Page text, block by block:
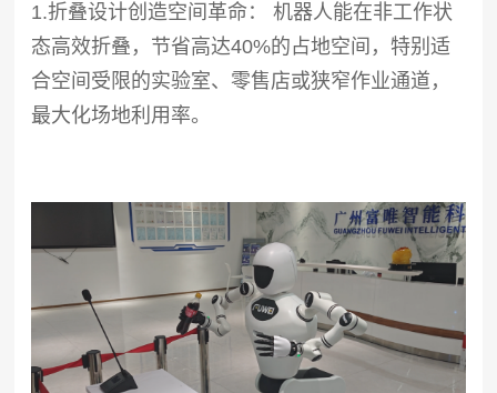
1.折叠设计创造空间革命： 机器人能在非工作状
态高效折叠，节省高达40%的占地空间，特别适
合空间受限的实验室、零售店或狭窄作业通道，
最大化场地利用率。